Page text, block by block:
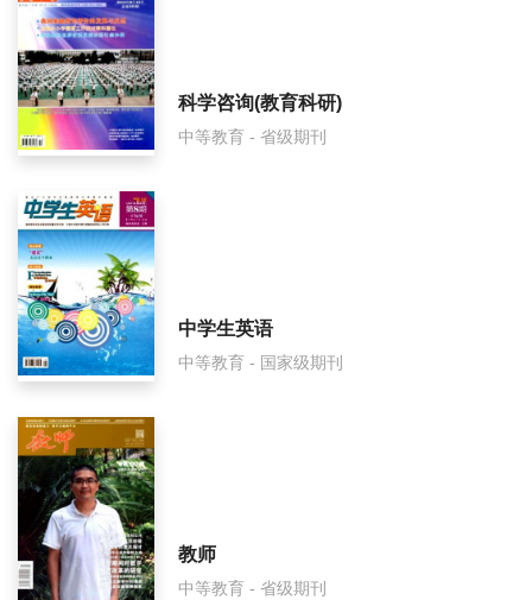
语文教学与研究是国家级期刊吗？
科学咨询(教育科研)
中等教育 - 省级期刊
中学生英语
中等教育 - 国家级期刊
教师
中等教育 - 省级期刊